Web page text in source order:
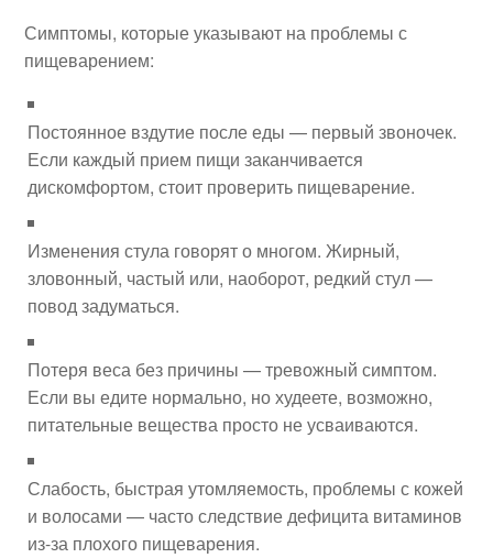
Симптомы, которые указывают на проблемы с
пищеварением:
Постоянное вздутие после еды — первый звоночек.
Если каждый прием пищи заканчивается
дискомфортом, стоит проверить пищеварение.
Изменения стула говорят о многом. Жирный,
зловонный, частый или, наоборот, редкий стул —
повод задуматься.
Потеря веса без причины — тревожный симптом.
Если вы едите нормально, но худеете, возможно,
питательные вещества просто не усваиваются.
Слабость, быстрая утомляемость, проблемы с кожей
и волосами — часто следствие дефицита витаминов
из-за плохого пищеварения.